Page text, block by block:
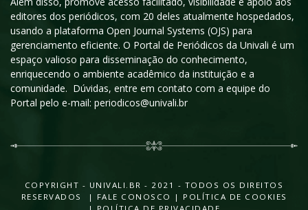
editores dos periódicos, com 20 deles atualmente hospedados,
usando a plataforma Open Journal Systems (OJS) para
gerenciamento eficiente. O Portal de Periódicos da Univali é um
espaço valioso para disseminação do conhecimento,
enriquecendo o ambiente acadêmico da instituição e a
comunidade. Dúvidas, entre em contato com a equipe do
Portal pelo e-mail: periodicos@univali.br
COPYRIGHT - UNIVALI.BR - 2021 - TODOS OS DIREITOS
RESERVADOS |
FALE CONOSCO | POLÍTICA DE COOKIES